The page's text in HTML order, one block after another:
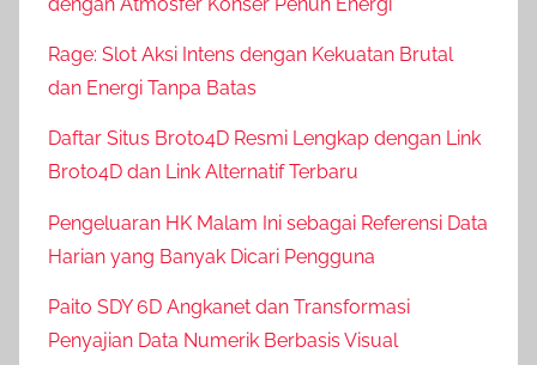
Rage: Slot Aksi Intens dengan Kekuatan Brutal
dan Energi Tanpa Batas
Daftar Situs Broto4D Resmi Lengkap dengan Link
Broto4D dan Link Alternatif Terbaru
Pengeluaran HK Malam Ini sebagai Referensi Data
Harian yang Banyak Dicari Pengguna
Paito SDY 6D Angkanet dan Transformasi
Penyajian Data Numerik Berbasis Visual